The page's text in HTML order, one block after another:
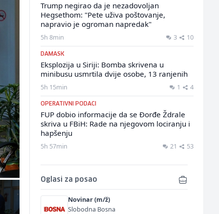
Trump negirao da je nezadovoljan
Hegsethom: "Pete uživa poštovanje,
napravio je ogroman napredak"
5h 8min 3 10
DAMASK
Eksplozija u Siriji: Bomba skrivena u
minibusu usmrtila dvije osobe, 13 ranjenih
5h 15min 1 4
OPERATIVNI PODACI
FUP dobio informacije da se Đorđe Ždrale
skriva u FBiH: Rade na njegovom lociranju i
hapšenju
5h 57min 21 53
Oglasi za posao
Novinar (m/ž)
Slobodna Bosna